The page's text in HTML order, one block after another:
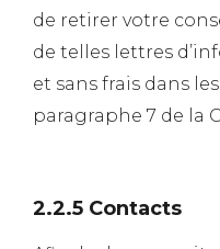
de retirer votre
de telles lettres
et sans frais dans
paragraphe 7 de la
2.2.5 Contacts